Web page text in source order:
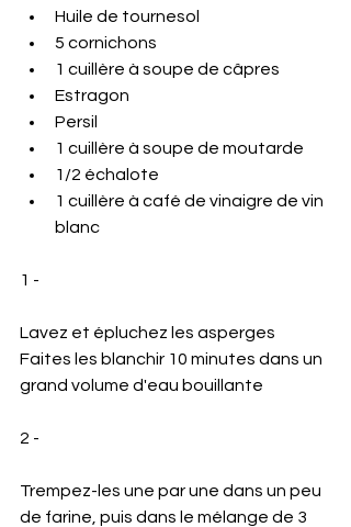
Huile de tournesol
5 cornichons
1 cuillère à soupe de câpres
Estragon
Persil
1 cuillère à soupe de moutarde
1/2 échalote
1 cuillère à café de vinaigre de vin
blanc
1 -
Lavez et épluchez les asperges
Faites les blanchir 10 minutes dans un
grand volume d'eau bouillante
2 -
Trempez-les une par une dans un peu
de farine, puis dans le mélange de 3